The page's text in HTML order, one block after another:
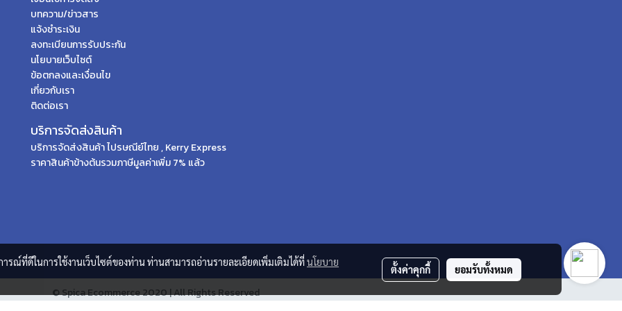
บทความ/ข่าวสาร
แจ้งชำระเงิน
ลงทะเบียนการรับประกัน
นโยบายเว็บไซต์
ข้อตกลงและเงื่อนไข
เกี่ยวกับเรา
ติดต่อเรา
บริการจัดส่งสินค้า
บริการจัดส่งสินค้า ไปรษณีย์ไทย , Kerry Express
ราคาสินค้าข้างต้นรวมภาษีมูลค่าเพิ่ม 7% แล้ว
© Spica Ecommerce 2020 | All Rights Reserved
ณ์ที่ดีในการใช้งานเว็บไซต์ของท่าน ท่านสามารถอ่านรายละเอียดเพิ่มเติมได้ที่นโยบาย
ตั้งค่าคุกกี้ ยอมรับทั้งหมด